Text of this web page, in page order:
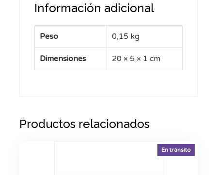
Información adicional
Peso 0,15 kg
Dimensiones 20 × 5 × 1 cm
Productos relacionados
En tránsito